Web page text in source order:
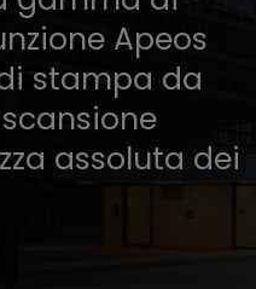
Apeos
stampa da
assoluta dei